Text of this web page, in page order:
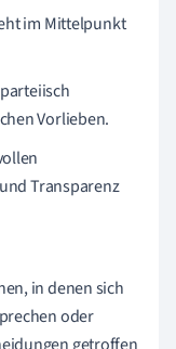
im Mittelpunkt
Vorlieben.
Transparenz
in denen sich
oder
getroffen